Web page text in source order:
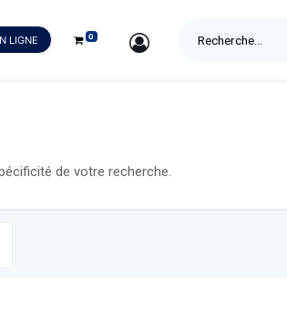
LIGNE 0 SIGN IN
de votre recherche.